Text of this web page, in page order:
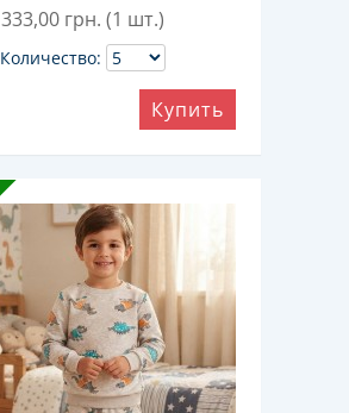
333,00 грн. (1 шт.)
Количество:
Купить